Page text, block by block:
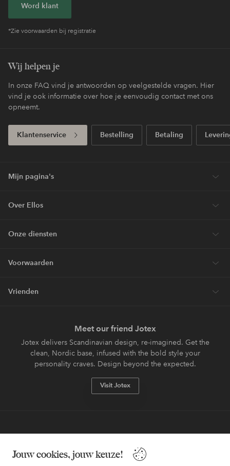
Jouw cookies, jouw keuze!
Word klant
*Zie voorwaarden bij registratie
Wij helpen je
In onze FAQ vind je antwoorden op veelgestelde vragen. Hier
vind je ook informatie over hoe je eenvoudig contact met ons
opneemt.
Klantenservice Bestelling Betaling
Mijn pagina's
Over Ellos
Onze diensten
Voorwaarden
Vrienden
Meet our friend Jotex
Jotex delivers Scandinavian design, re-imagined. Get the
clean, Nordic base, infused with the bold style your
personality craves. Design beyond the expected.
Visit Jotex
Wil je meer weten over
onze betaalopties